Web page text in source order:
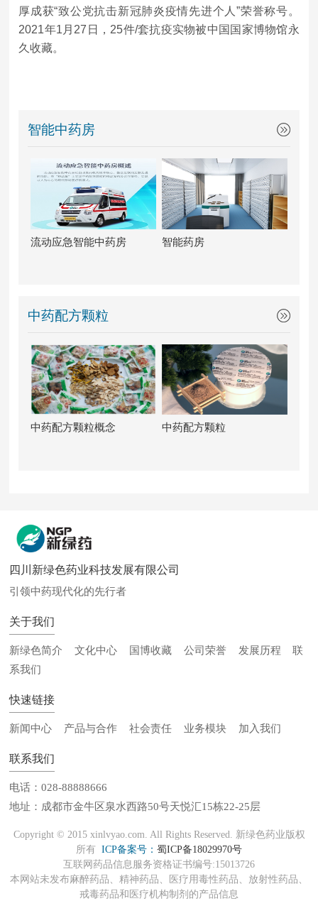
厚成获“致公党抗击新冠肺炎疫情先进个人”荣誉称号。
2021年1月27日，25件/套抗疫实物被中国国家博物馆永
久收藏。
智能中药房
流动应急智能中药房 智能药房
中药配方颗粒
中药配方颗粒概念 中药配方颗粒
四川新绿色药业科技发展有限公司
引领中药现代化的先行者
关于我们
新绿色简介 文化中心 国博收藏 公司荣誉 发展历程
联
系我们
快速链接
新闻中心 产品与合作 社会责任 业务模块 加入我们
联系我们
电话：028-88888666
地址：成都市金牛区泉水西路50号天悦汇15栋22-25层
Copyright © 2015 xinlvyao.com. All Rights Reserved. 新绿色药业版权
所有 ICP备案号： 蜀ICP备18029970号
互联网药品信息服务资格证书编号:15013726
本网站未发布麻醉药品、精神药品、医疗用毒性药品、放射性药品、
戒毒药品和医疗机构制剂的产品信息